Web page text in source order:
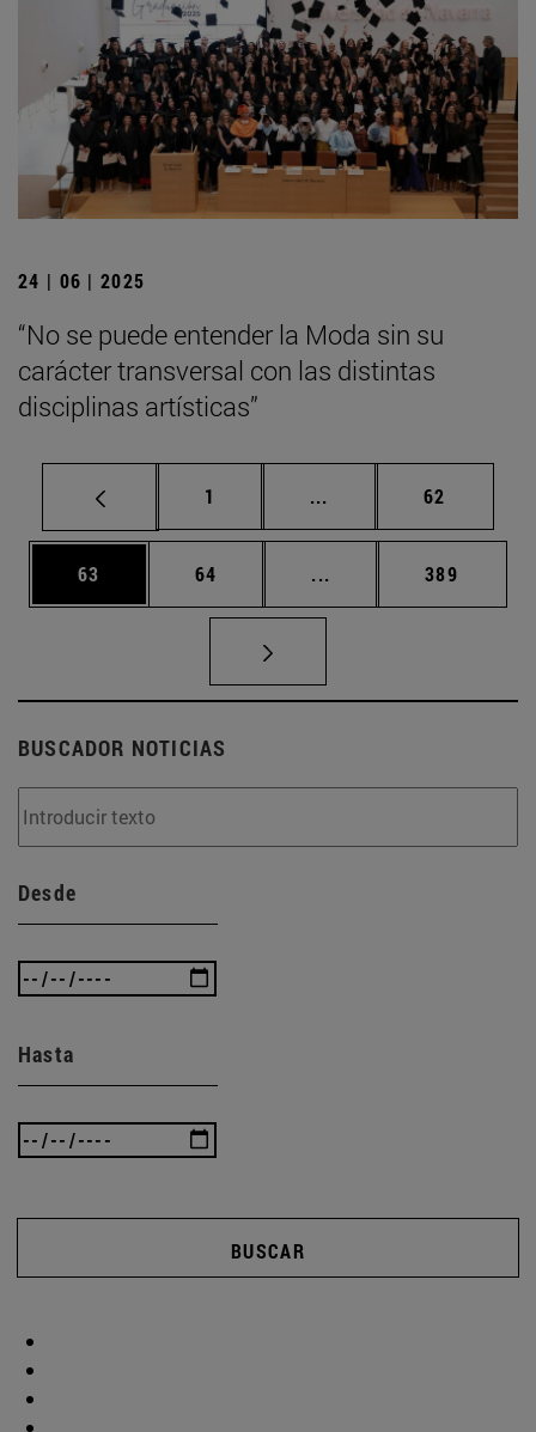
24 | 06 | 2025
“No se puede entender la Moda sin su
carácter transversal con las distintas
disciplinas artísticas”
Página
1 ... Páginas intermedias
Página
62
Página
63 Página
64 ... Páginas intermedias
Página
389
BUSCADOR NOTICIAS
Desde
Hasta
BUSCAR